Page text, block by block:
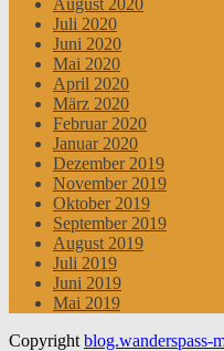
August 2020
Juli 2020
Juni 2020
Mai 2020
April 2020
März 2020
Februar 2020
Januar 2020
Dezember 2019
November 2019
Oktober 2019
September 2019
August 2019
Juli 2019
Juni 2019
Mai 2019
Copyright blog.wanderspass-